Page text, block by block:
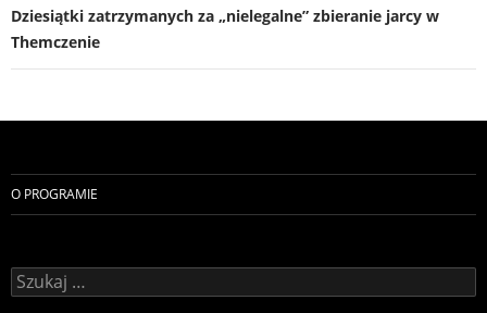
Dziesiątki zatrzymanych za „nielegalne” zbieranie jarcy w
Themczenie
O PROGRAMIE
Szukaj: